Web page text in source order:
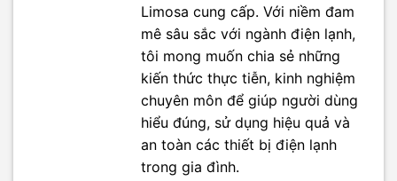
Limosa cung cấp. Với niềm đam
mê sâu sắc với ngành điện lạnh,
tôi mong muốn chia sẻ những
kiến thức thực tiễn, kinh nghiệm
chuyên môn để giúp người dùng
hiểu đúng, sử dụng hiệu quả và
an toàn các thiết bị điện lạnh
trong gia đình.